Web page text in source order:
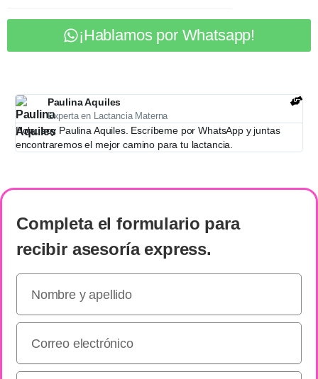
¡Hablamos por Whatsapp!
Paulina Aquiles
Experta en Lactancia Materna
Hola, soy Paulina Aquiles. Escríbeme por WhatsApp y juntas
encontraremos el mejor camino para tu lactancia.
Completa el formulario para
recibir asesoría express.